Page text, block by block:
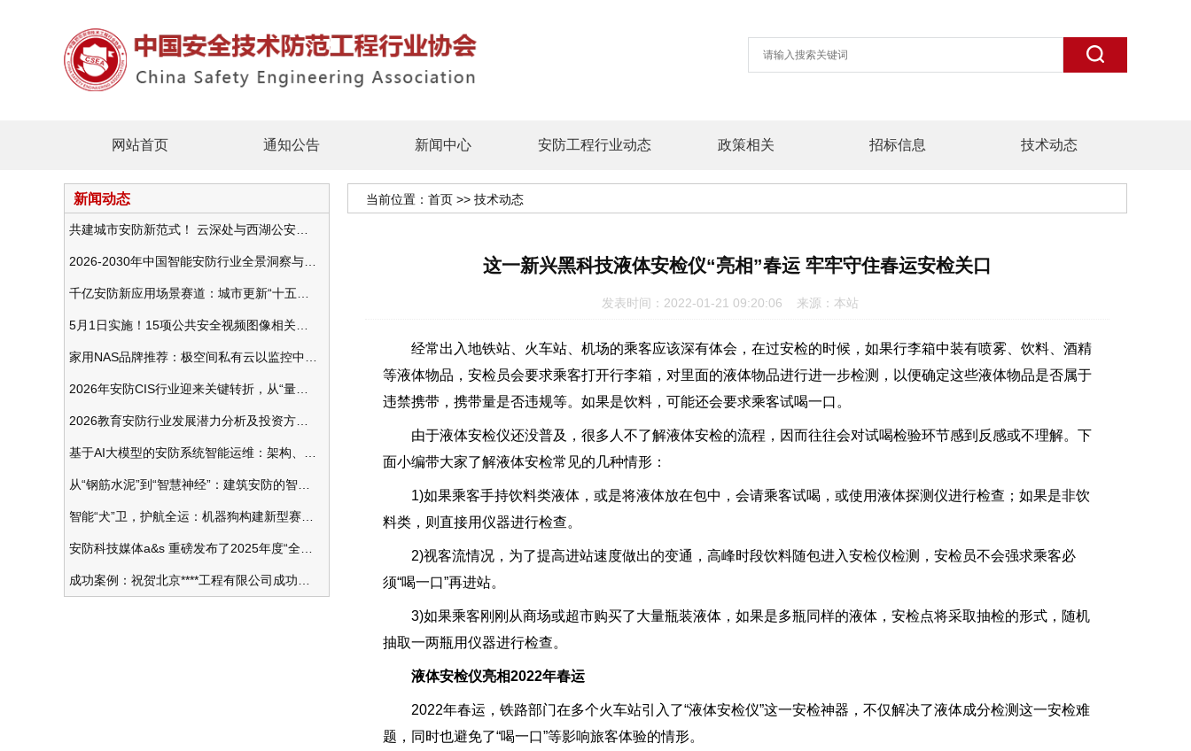
网站首页 通知公告 新闻中心 安防工程行业动态 政策相关 招标信息 技术动态
新闻动态 当前位置： 首页 >> 技术动态
这一新兴黑科技液体安检仪“亮相”春运 牢牢守住春运安检关口
发表时间：2022-01-21 09:20:06 来源：本站
经常出入地铁站、火车站、机场的乘客应该深有体会，在过安检的时候，如果行李箱中装有喷雾、饮料、酒精
等液体物品，安检员会要求乘客打开行李箱，对里面的液体物品进行进一步检测，以便确定这些液体物品是否属于
违禁携带，携带量是否违规等。如果是饮料，可能还会要求乘客试喝一口。
由于液体安检仪还没普及，很多人不了解液体安检的流程，因而往往会对试喝检验环节感到反感或不理解。下
面小编带大家了解液体安检常见的几种情形：
1)如果乘客手持饮料类液体，或是将液体放在包中，会请乘客试喝，或使用液体探测仪进行检查；如果是非饮
料类，则直接用仪器进行检查。
2)视客流情况，为了提高进站速度做出的变通，高峰时段饮料随包进入安检仪检测，安检员不会强求乘客必
须“喝一口”再进站。
3)如果乘客刚刚从商场或超市购买了大量瓶装液体，如果是多瓶同样的液体，安检点将采取抽检的形式，随机
抽取一两瓶用仪器进行检查。
液体安检仪亮相2022年春运
2022年春运，铁路部门在多个火车站引入了“液体安检仪”这一安检神器，不仅解决了液体成分检测这一安检难
题，同时也避免了“喝一口”等影响旅客体验的情形。